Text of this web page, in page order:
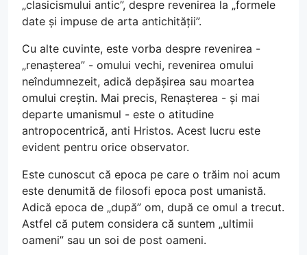
„clasicismului antic”, despre revenirea la „formele
date și impuse de arta antichității”.
Cu alte cuvinte, este vorba despre revenirea -
„renașterea” - omului vechi, revenirea omului
neîndumnezeit, adică depășirea sau moartea
omului creștin. Mai precis, Renașterea - și mai
departe umanismul - este o atitudine
antropocentrică, anti Hristos. Acest lucru este
evident pentru orice observator.
Este cunoscut că epoca pe care o trăim noi acum
este denumită de filosofi epoca post umanistă.
Adică epoca de „după” om, după ce omul a trecut.
Astfel că putem considera că suntem „ultimii
oameni” sau un soi de post oameni.